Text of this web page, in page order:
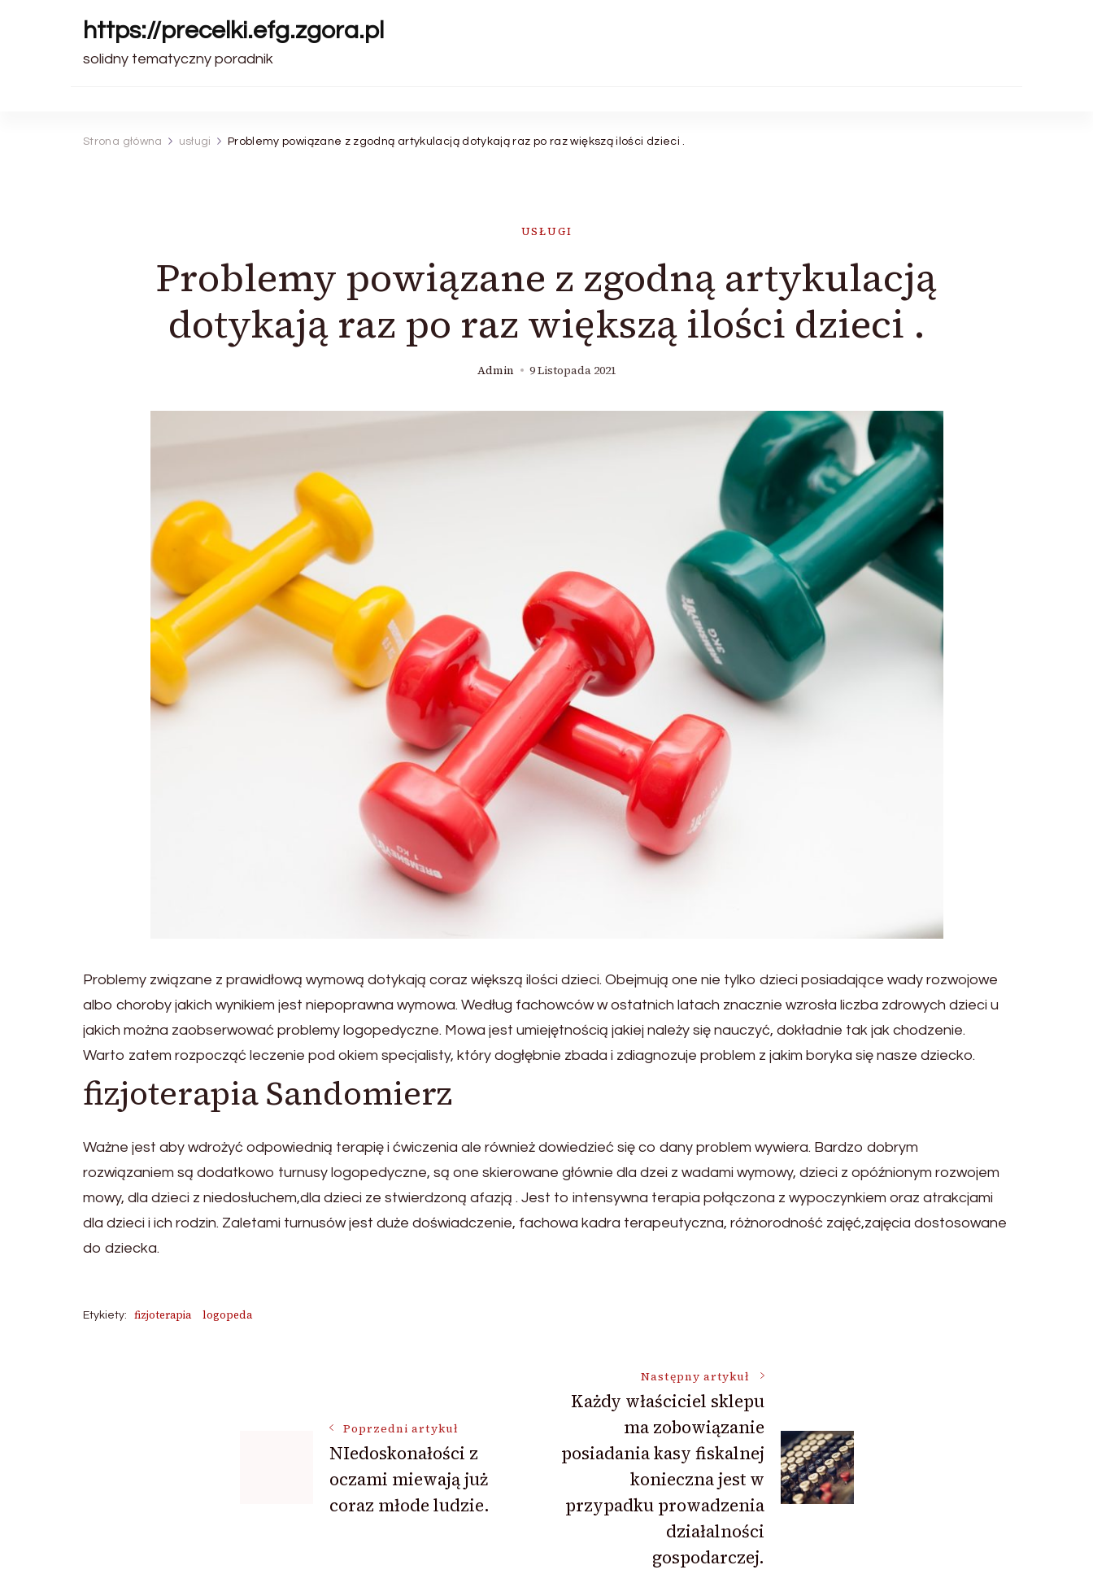
https://precelki.efg.zgora.pl
solidny tematyczny poradnik
Strona główna usługi Problemy powiązane z zgodną artykulacją dotykają raz po raz większą ilości dzieci .
USŁUGI
Problemy powiązane z zgodną artykulacją
dotykają raz po raz większą ilości dzieci .
Admin 9 Listopada 2021
Problemy związane z prawidłową wymową dotykają coraz większą ilości dzieci. Obejmują one nie tylko dzieci posiadające wady rozwojowe
albo choroby jakich wynikiem jest niepoprawna wymowa. Według fachowców w ostatnich latach znacznie wzrosła liczba zdrowych dzieci u
jakich można zaobserwować problemy logopedyczne. Mowa jest umiejętnością jakiej należy się nauczyć, dokładnie tak jak chodzenie.
Warto zatem rozpocząć leczenie pod okiem specjalisty, który dogłębnie zbada i zdiagnozuje problem z jakim boryka się nasze dziecko.
fizjoterapia Sandomierz
Ważne jest aby wdrożyć odpowiednią terapię i ćwiczenia ale również dowiedzieć się co dany problem wywiera. Bardzo dobrym
rozwiązaniem są dodatkowo turnusy logopedyczne, są one skierowane głównie dla dzei z wadami wymowy, dzieci z opóźnionym rozwojem
mowy, dla dzieci z niedosłuchem,dla dzieci ze stwierdzoną afazją . Jest to intensywna terapia połączona z wypoczynkiem oraz atrakcjami
dla dzieci i ich rodzin. Zaletami turnusów jest duże doświadczenie, fachowa kadra terapeutyczna, różnorodność zajęć,zajęcia dostosowane
do dziecka.
Etykiety: fizjoterapia logopeda
wpisu
Poprzedni artykuł
NIedoskonałości z
oczami miewają już
coraz młode ludzie.
Następny artykuł
Każdy właściciel sklepu
ma zobowiązanie
posiadania kasy fiskalnej
konieczna jest w
przypadku prowadzenia
działalności
gospodarczej.